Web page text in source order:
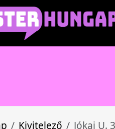
Kivitelező Jókai U.